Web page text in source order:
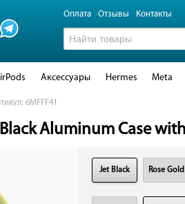
Оплата Отзывы Контакты
Аксессуары Hermes Meta
6MFFF41
Aluminum Case
Jet Black Rose Gold